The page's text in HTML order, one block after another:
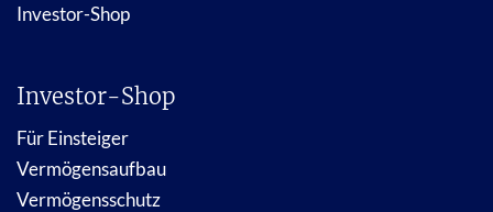
Investor-Shop
Investor-Shop
Für Einsteiger
Vermögensaufbau
Vermögensschutz